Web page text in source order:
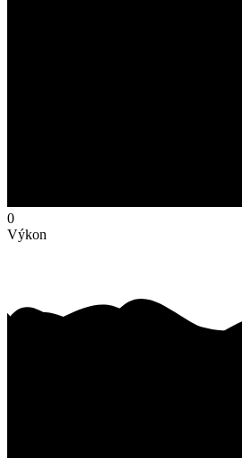
0
Výkon